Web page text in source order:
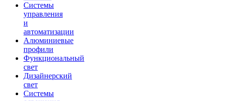
Системы
управления
и
автоматизации
Алюминиевые
профили
Функциональный
свет
Дизайнерский
свет
Системы